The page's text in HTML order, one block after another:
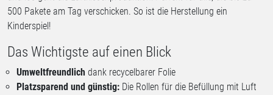
500 Pakete am Tag verschicken. So ist die Herstellung ein
Kinderspiel!
Das Wichtigste auf einen Blick
Umweltfreundlich dank recycelbarer Folie
Platzsparend und günstig: Die Rollen für die Befüllung mit Luft